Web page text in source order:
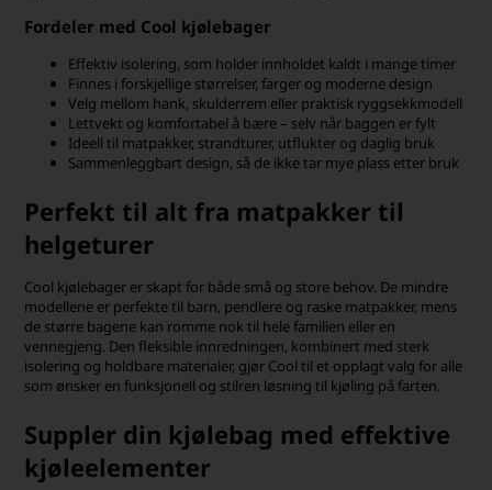
Fordeler med Cool kjølebager
Effektiv isolering, som holder innholdet kaldt i mange timer
Finnes i forskjellige størrelser, farger og moderne design
Velg mellom hank, skulderrem eller praktisk ryggsekkmodell
Lettvekt og komfortabel å bære – selv når baggen er fylt
Ideell til matpakker, strandturer, utflukter og daglig bruk
Sammenleggbart design, så de ikke tar mye plass etter bruk
Perfekt til alt fra matpakker til
helgeturer
Cool kjølebager er skapt for både små og store behov. De mindre
modellene er perfekte til barn, pendlere og raske matpakker, mens
de større bagene kan romme nok til hele familien eller en
vennegjeng. Den fleksible innredningen, kombinert med sterk
isolering og holdbare materialer, gjør Cool til et opplagt valg for alle
som ønsker en funksjonell og stilren løsning til kjøling på farten.
Suppler din kjølebag med effektive
kjøleelementer